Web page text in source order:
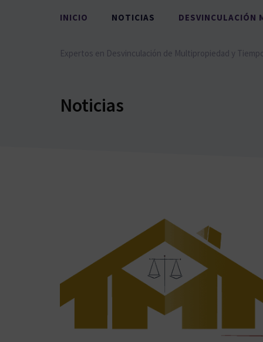
INICIO NOTICIAS DESVINCULACIÓN
Expertos en Desvinculación de Multipropiedad y
Noticias